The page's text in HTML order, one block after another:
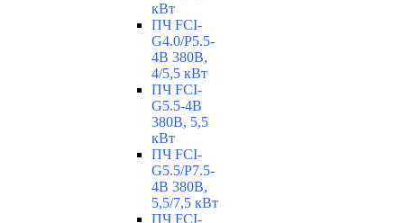
кВт
ПЧ FCI-
G4.0/P5.5-
4B 380В,
4/5,5 кВт
ПЧ FCI-
G5.5-4B
380В, 5,5
кВт
ПЧ FCI-
G5.5/P7.5-
4B 380В,
5,5/7,5 кВт
ПЧ FCI-